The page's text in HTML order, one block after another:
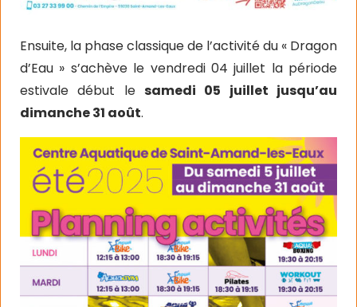
Ensuite, la phase classique de l’activité du « Dragon
d’Eau » s’achève le vendredi 04 juillet la période
estivale début le samedi 05 juillet jusqu’au
dimanche 31 août.